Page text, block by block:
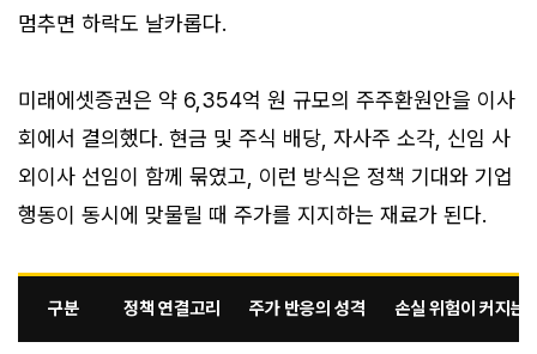
멈추면 하락도 날카롭다.
미래에셋증권은 약 6,354억 원 규모의 주주환원안을 이사
회에서 결의했다. 현금 및 주식 배당, 자사주 소각, 신임 사
외이사 선임이 함께 묶였고, 이런 방식은 정책 기대와 기업
행동이 동시에 맞물릴 때 주가를 지지하는 재료가 된다.
구분 정책 연결고리 주가 반응의 성격 손실 위험이 커지는